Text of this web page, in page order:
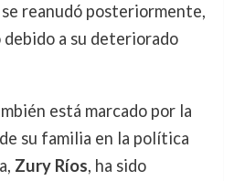
reanudó posteriormente,
a su deteriorado
está marcado por la
su familia en la política
Zury Ríos, ha sido